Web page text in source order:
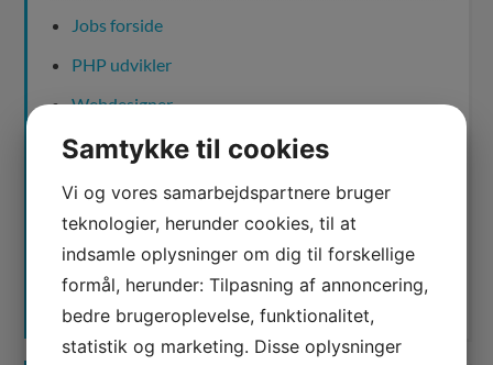
Jobs forside
PHP udvikler
Webdesigner
Account managers
Junior SEO rådgiver
Praktikanter
Studiejob
Tekstforfatter
Samtykke til cookies
Vi og vores samarbejdspartnere bruger
teknologier, herunder cookies, til at
indsamle oplysninger om dig til forskellige
formål, herunder: Tilpasning af annoncering,
bedre brugeroplevelse, funktionalitet,
statistik og marketing. Disse oplysninger